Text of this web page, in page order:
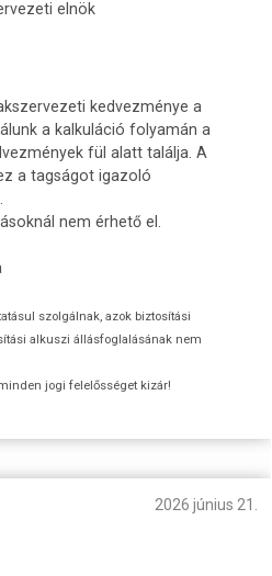
elnök
kedvezménye a
a kalkuláció folyamán a
fül alatt találja. A
a tagságot igazoló
nem érhető el.
szolgálnak, azok biztosítási
alkuszi állásfoglalásának nem
jogi felelősséget kizár!
2026 június 21.